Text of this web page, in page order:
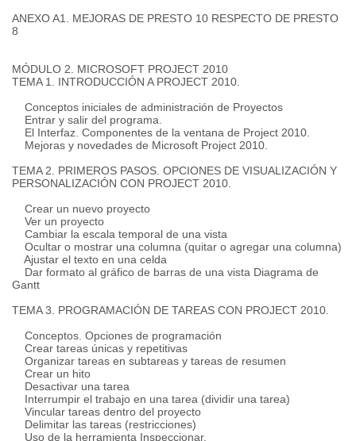
ANEXO A1. MEJORAS DE PRESTO 10 RESPECTO DE PRESTO
8
MÓDULO 2. MICROSOFT PROJECT 2010
TEMA 1. INTRODUCCIÓN A PROJECT 2010.
Conceptos iniciales de administración de Proyectos
Entrar y salir del programa.
El Interfaz. Componentes de la ventana de Project 2010.
Mejoras y novedades de Microsoft Project 2010.
TEMA 2. PRIMEROS PASOS. OPCIONES DE VISUALIZACIÓN Y
PERSONALIZACIÓN CON PROJECT 2010.
Crear un nuevo proyecto
Ver un proyecto
Cambiar la escala temporal de una vista
Ocultar o mostrar una columna (quitar o agregar una columna)
Ajustar el texto en una celda
Dar formato al gráfico de barras de una vista Diagrama de
Gantt
TEMA 3. PROGRAMACIÓN DE TAREAS CON PROJECT 2010.
Conceptos. Opciones de programación
Crear tareas únicas y repetitivas
Organizar tareas en subtareas y tareas de resumen
Crear un hito
Desactivar una tarea
Interrumpir el trabajo en una tarea (dividir una tarea)
Vincular tareas dentro del proyecto
Delimitar las tareas (restricciones)
Uso de la herramienta Inspeccionar.